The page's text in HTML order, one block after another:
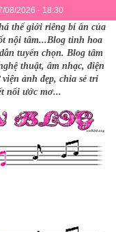
08/2026 - 18:30
thế giới riêng bí ẩn của
nội tâm...Blog tinh hoa
tuyển chọn. Blog tâm
thuật, âm nhạc, điện
ảnh đẹp, chia sẻ tri
nối ước mơ...